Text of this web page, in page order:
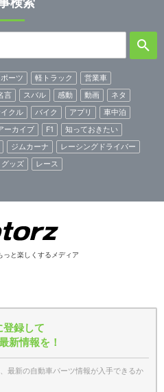
ーツ 軽トラック
営業車
言 スバル 感動 動画
ネタ
クル バイク アプリ
車中泊
ーカイブ F1
知っておきたい
ジムカーナ
レーシングドライバー
グッズ レース
っと楽しくするメディア
録して
新情報を！
最新の自動車パーツ情報が入手できるか